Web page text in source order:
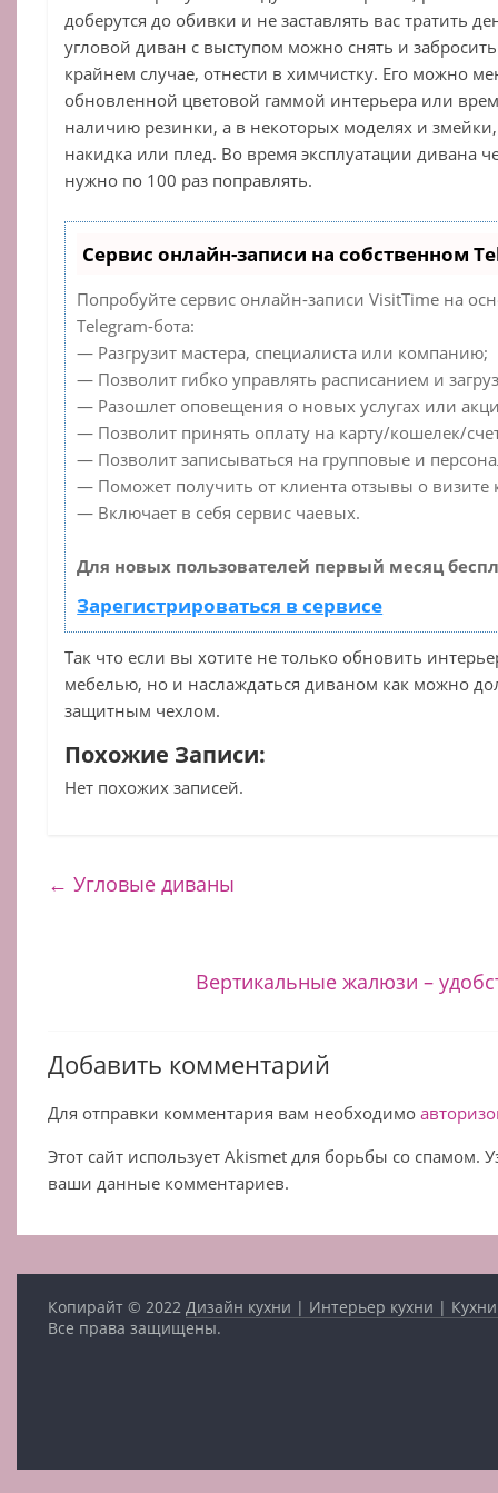
доберутся до обивки и не заставлять вас тратить
угловой диван с выступом можно снять и
крайнем случае, отнести в химчистку. Его можно
обновленной цветовой гаммой интерьера или
наличию резинки, а в некоторых моделях и
накидка или плед. Во время эксплуатации дивана
нужно по 100 раз поправлять.
Сервис онлайн-записи на собственном
Попробуйте сервис онлайн-записи VisitTime на
Telegram-бота:
— Разгрузит мастера, специалиста или компанию;
— Позволит гибко управлять расписанием и
— Разошлет оповещения о новых услугах или
— Позволит принять оплату на карту/кошелек/
— Позволит записываться на групповые и
— Поможет получить от клиента отзывы о визите
— Включает в себя сервис чаевых.
Для новых пользователей первый месяц
Зарегистрироваться в сервисе
Так что если вы хотите не только обновить
мебелью, но и наслаждаться диваном как можно
защитным чехлом.
Похожие Записи:
Нет похожих записей.
← Угловые диваны
Вертикальные жалюзи –
Добавить комментарий
Для отправки комментария вам необходимо
Этот сайт использует Akismet для борьбы со спамом.
ваши данные комментариев.
Копирайт © 2022 Дизайн кухни | Интерьер кухни |
Все права защищены.